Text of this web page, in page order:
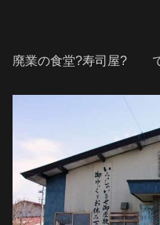
廃業の食堂?寿司屋? で